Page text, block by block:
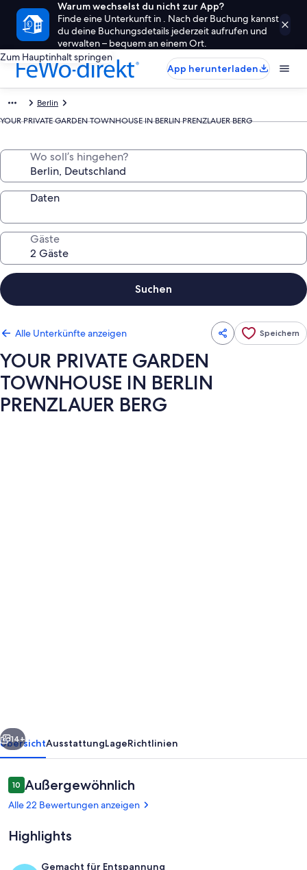
Warum wechselst du nicht zur App?
Finde eine Unterkunft in . Nach der Buchung kannst
du deine Buchungsdetails jederzeit aufrufen und
verwalten – bequem an einem Ort.
Zum Hauptinhalt springen
App herunterladen
Berlin
YOUR PRIVATE GARDEN TOWNHOUSE IN BERLIN PRENZLAUER BERG
Wo soll’s hingehen?
Daten
Gäste
Suchen
Alle Unterkünfte anzeigen Speichern
YOUR PRIVATE GARDEN
TOWNHOUSE IN BERLIN
PRENZLAUER BERG
PRENZLAUER
BERG
Weiter
14+
ÜbersichtAusstattungLageRichtlinien
Bewertungen
1010 von 10.
Außergewöhnlich
Alle 22 Bewertungen anzeigen
Highlights
Gemacht für Entspannung